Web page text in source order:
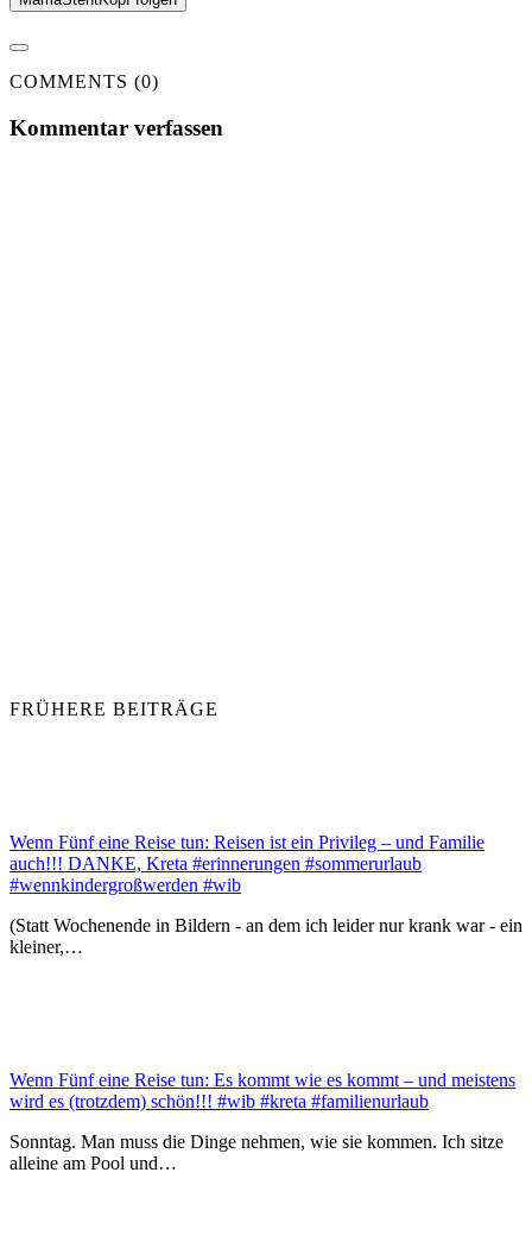
COMMENTS (0)
Kommentar verfassen
FRÜHERE BEITRÄGE
Wenn Fünf eine Reise tun: Reisen ist ein Privileg – und Familie
auch!!! DANKE, Kreta #erinnerungen #sommerurlaub
#wennkindergroßwerden #wib
(Statt Wochenende in Bildern - an dem ich leider nur krank war - ein
kleiner,…
Wenn Fünf eine Reise tun: Es kommt wie es kommt – und meistens
wird es (trotzdem) schön!!! #wib #kreta #familienurlaub
Sonntag. Man muss die Dinge nehmen, wie sie kommen. Ich sitze
alleine am Pool und…